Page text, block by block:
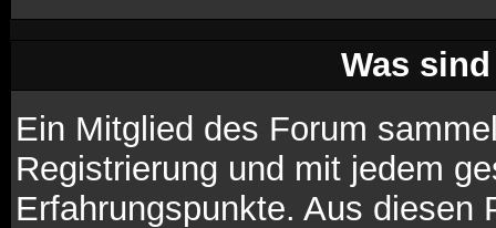
Was
Ein Mitglied des Forum
Registrierung und mit jedem
Erfahrungspunkte. Aus diesen